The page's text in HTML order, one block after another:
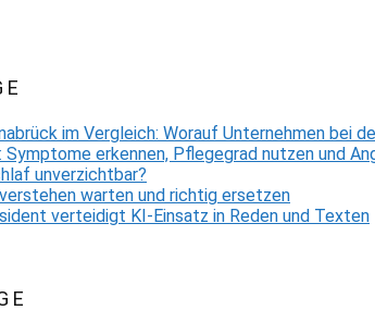
im Vergleich: Worauf Unternehmen bei
Symptome erkennen, Pflegegrad nutzen und
unverzichtbar?
warten und richtig ersetzen
verteidigt KI-Einsatz in Reden und Texten